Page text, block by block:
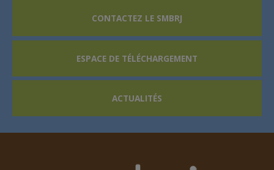
CONTACTEZ LE SMBRJ
ESPACE DE TÉLÉCHARGEMENT
ACTUALITÉS